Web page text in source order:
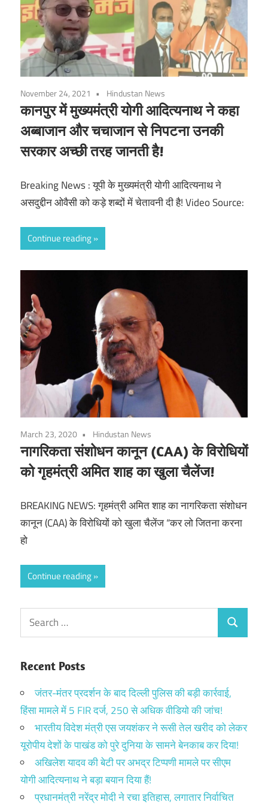
November 24, 2021 Hindustan News
कानपुर में मुख्यमंत्री योगी आदित्यनाथ ने कहा
अब्बाजान और चचाजान से निपटना उनकी
सरकार अच्छी तरह जानती है!
Breaking News : यूपी के मुख्यमंत्री योगी आदित्यनाथ ने
असदुद्दीन ओवैसी को कड़े शब्दों में चेतावनी दी है! Video Source:
Continue reading
March 23, 2020 Hindustan News
नागरिकता संशोधन कानून (CAA) के विरोधियों
को गृहमंत्री अमित शाह का खुला चैलेंज!
BREAKING NEWS: गृहमंत्री अमित शाह का नागरिकता संशोधन
कानून (CAA) के विरोधियों को खुला चैलेंज “कर लो जितना करना
हो
Continue reading
Search
for:
Search
Recent Posts
जंतर-मंतर प्रदर्शन के बाद दिल्ली पुलिस की बड़ी कार्रवाई,
हिंसा मामले में 5 FIR दर्ज, 250 से अधिक वीडियो की जांच!
भारतीय विदेश मंत्री एस जयशंकर ने रूसी तेल खरीद को लेकर
यूरोपीय देशों के पाखंड को पुरे दुनिया के सामने बेनकाब कर दिया!
अखिलेश यादव की बेटी पर अभद्र टिप्पणी मामले पर सीएम
योगी आदित्यनाथ ने बड़ा बयान दिया हैं!
प्रधानमंत्री नरेंद्र मोदी ने रचा इतिहास, लगातार निर्वाचित